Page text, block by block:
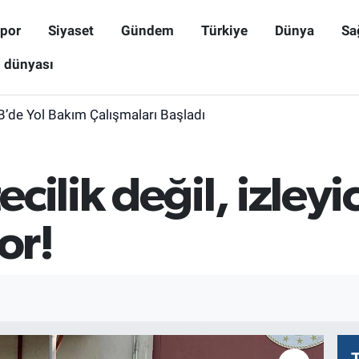
Siyaset Gündem Türkiye Dünya
Yol Bakım Çalışmaları Başladı
değil,